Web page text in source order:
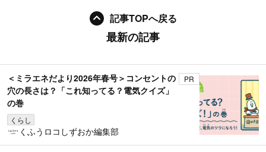
記事TOPへ戻る
最新の記事
＜ミラエネだより2026年春号＞コンセントの
穴の長さは？「これ知ってる？電気クイズ」
の巻
くらし
PR
くふうロコしずおか編集部